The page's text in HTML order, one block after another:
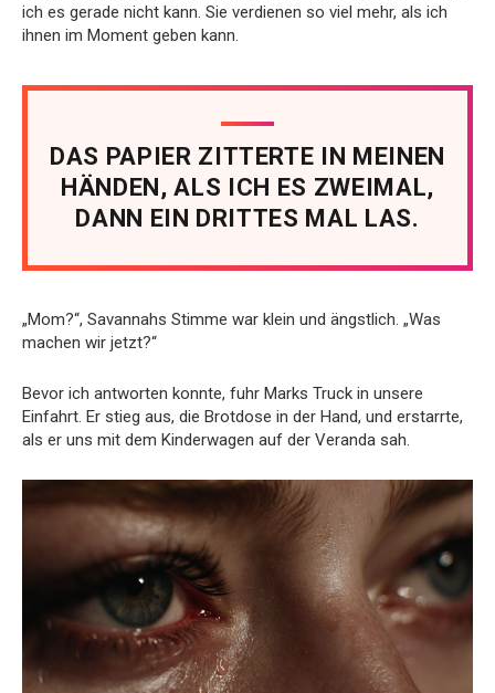
ich es gerade nicht kann. Sie verdienen so viel mehr, als ich
ihnen im Moment geben kann.
DAS PAPIER ZITTERTE IN MEINEN
HÄNDEN, ALS ICH ES ZWEIMAL,
DANN EIN DRITTES MAL LAS.
„Mom?“, Savannahs Stimme war klein und ängstlich. „Was
machen wir jetzt?“
Bevor ich antworten konnte, fuhr Marks Truck in unsere
Einfahrt. Er stieg aus, die Brotdose in der Hand, und erstarrte,
als er uns mit dem Kinderwagen auf der Veranda sah.